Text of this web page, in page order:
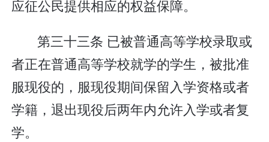
应征公民提供相应的权益保障。
第三十三条 已被普通高等学校录取或
者正在普通高等学校就学的学生，被批准
服现役的，服现役期间保留入学资格或者
学籍，退出现役后两年内允许入学或者复
学。